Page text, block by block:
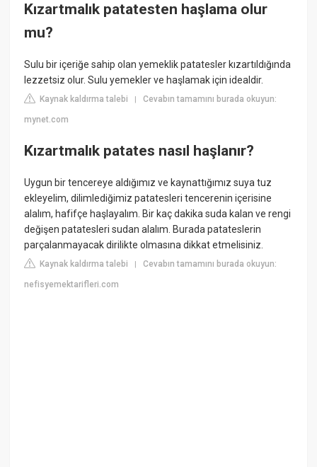
Kızartmalık patatesten haşlama olur
mu?
Sulu bir içeriğe sahip olan yemeklik patatesler kızartıldığında
lezzetsiz olur. Sulu yemekler ve haşlamak için idealdir.
Kaynak kaldırma talebi |Cevabın tamamını burada okuyun:
mynet.com
Kızartmalık patates nasıl haşlanır?
Uygun bir tencereye aldığımız ve kaynattığımız suya tuz
ekleyelim, dilimlediğimiz patatesleri tencerenin içerisine
alalım, hafifçe haşlayalım. Bir kaç dakika suda kalan ve rengi
değişen patatesleri sudan alalım. Burada patateslerin
parçalanmayacak dirilikte olmasına dikkat etmelisiniz.
Kaynak kaldırma talebi |Cevabın tamamını burada okuyun:
nefisyemektarifleri.com